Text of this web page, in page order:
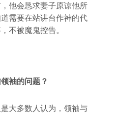
他会恳求妻子原谅他所
需要在站讲台作神的代
不被魔鬼控告。
袖的问题？
大多数人认为，领袖与